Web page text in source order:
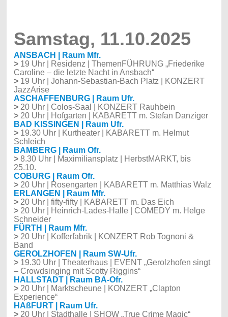
Samstag, 11.10.2025
ANSBACH | Raum Mfr.
>19 Uhr | Residenz | ThemenFÜHRUNG „Friederike
Caroline – die letzte Nacht in Ansbach“
>19 Uhr | Johann-Sebastian-Bach Platz | KONZERT
JazzArise
ASCHAFFENBURG | Raum Ufr.
>20 Uhr | Colos-Saal | KONZERT Rauhbein
>20 Uhr | Hofgarten | KABARETT m. Stefan Danziger
BAD KISSINGEN | Raum Ufr.
>19.30 Uhr | Kurtheater | KABARETT m. Helmut
Schleich
BAMBERG | Raum Ofr.
>8.30 Uhr | Maximiliansplatz | HerbstMARKT, bis
25.10.
COBURG | Raum Ofr.
>20 Uhr | Rosengarten | KABARETT m. Matthias Walz
ERLANGEN | Raum Mfr.
>20 Uhr | fifty-fifty | KABARETT m. Das Eich
>20 Uhr | Heinrich-Lades-Halle | COMEDY m. Helge
Schneider
FÜRTH | Raum Mfr.
>20 Uhr | Kofferfabrik | KONZERT Rob Tognoni &
Band
GEROLZHOFEN | Raum SW-Ufr.
>19.30 Uhr | Theaterhaus | EVENT „Gerolzhofen singt
– Crowdsinging mit Scotty Riggins“
HALLSTADT | Raum BA-Ofr.
>20 Uhr | Marktscheune | KONZERT „Clapton
Experience“
HAßFURT | Raum Ufr.
>20 Uhr | Stadthalle | SHOW „True Crime Magic“